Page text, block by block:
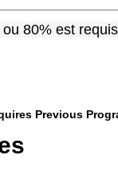
80% est
Previous